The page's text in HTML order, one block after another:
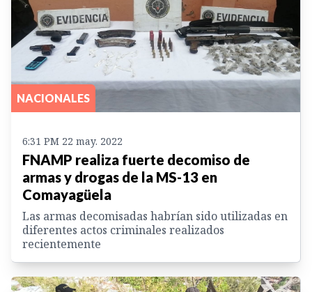
NACIONALES
6:31 PM 22 may. 2022
FNAMP realiza fuerte decomiso de
armas y drogas de la MS-13 en
Comayagüela
Las armas decomisadas habrían sido utilizadas en
diferentes actos criminales realizados
recientemente